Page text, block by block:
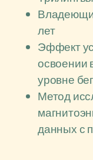
лет
Эффект
освоении
уровне
Метод
данных с